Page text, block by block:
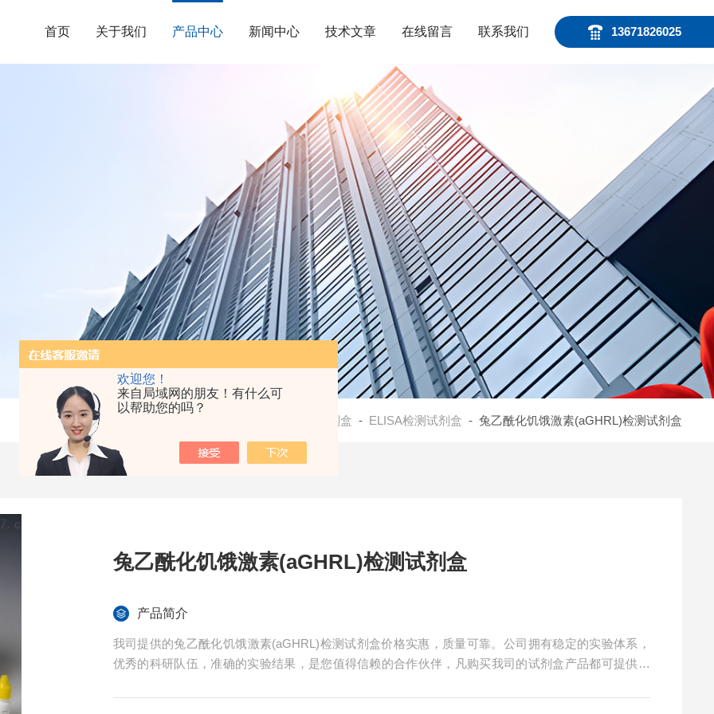
欢迎您！
来自局域网的朋友！有什么可
以帮助您的吗？
13671826025
首页 关于我们 产品中心 新闻中心 技术文章 在线留言 联系我们
检测试剂盒 - ELISA检测试剂盒 - 兔乙酰化饥饿激素(aGHRL)检测试剂盒
兔乙酰化饥饿激素(aGHRL)检测试剂盒
产品简介
我司提供的兔乙酰化饥饿激素(aGHRL)检测试剂盒价格实惠，质量可靠。公司拥有稳定的实验体系，
优秀的科研队伍，准确的实验结果，是您值得信赖的合作伙伴，凡购买我司的试剂盒产品都可提供全